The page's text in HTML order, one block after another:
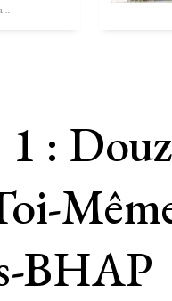
Sébastien-Étienne Marechal
:
BHAP